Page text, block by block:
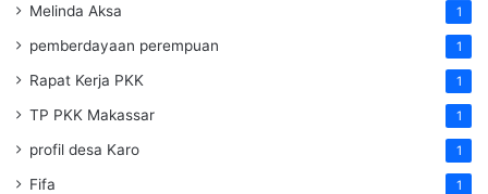
Melinda Aksa 1
pemberdayaan perempuan 1
Rapat Kerja PKK 1
TP PKK Makassar 1
profil desa Karo 1
Fifa 1